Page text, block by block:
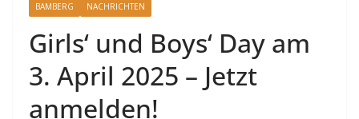
BAMBERG NACHRICHTEN
Girls‘ und Boys‘ Day am
3. April 2025 – Jetzt
anmelden!